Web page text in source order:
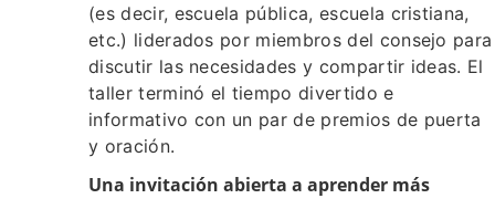
(es decir, escuela pública, escuela cristiana,
etc.) liderados por miembros del consejo para
discutir las necesidades y compartir ideas. El
taller terminó el tiempo divertido e
informativo con un par de premios de puerta
y oración.
Una invitación abierta a aprender más